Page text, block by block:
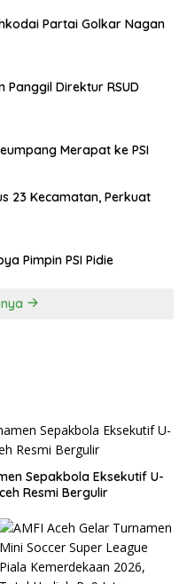
Partai Golkar Nagan
Panggil Direktur RSUD
Merapat ke PSI
23 Kecamatan, Perkuat
Pimpin PSI Pidie
Sepakbola Eksekutif U-
Resmi Bergulir